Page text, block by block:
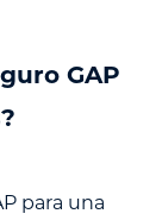
GAP
para una